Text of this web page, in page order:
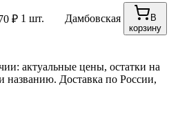
₽ 1 шт. Дамбовская
В
корзину
актуальные цены, остатки на
названию. Доставка по России,